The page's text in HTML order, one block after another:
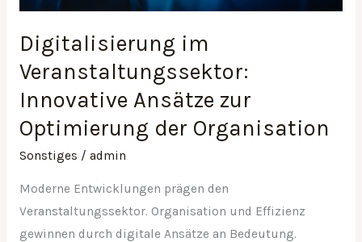
Digitalisierung im
Veranstaltungssektor:
Innovative Ansätze zur
Optimierung der Organisation
Sonstiges / admin
Moderne Entwicklungen prägen den
Veranstaltungssektor. Organisation und Effizienz
gewinnen durch digitale Ansätze an Bedeutung.
der
Organisation